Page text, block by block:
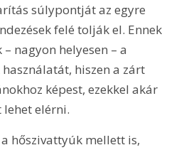
súlypontját az egyre
felé tolják el. Ennek
nagyon helyesen – a
hiszen a zárt
képest, ezekkel akár
elérni.
hőszivattyúk mellett is,